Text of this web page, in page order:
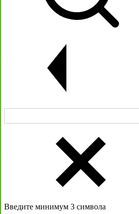
Введите минимум 3 символа